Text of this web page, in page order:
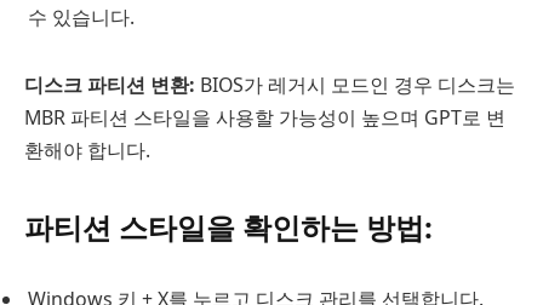
수 있습니다.
디스크 파티션 변환: BIOS가 레거시 모드인 경우 디스크는
MBR 파티션 스타일을 사용할 가능성이 높으며 GPT로 변
환해야 합니다.
파티션 스타일을 확인하는 방법:
Windows 키 + X를 누르고 디스크 관리를 선택합니다.